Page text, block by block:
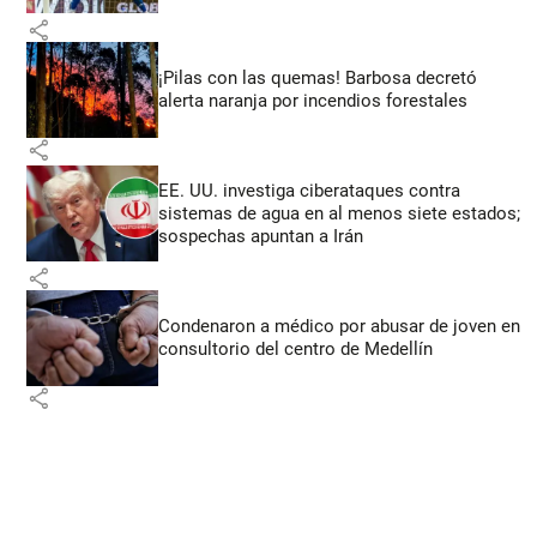
share
¡Pilas con las quemas! Barbosa decretó
alerta naranja por incendios forestales
share
EE. UU. investiga ciberataques contra
sistemas de agua en al menos siete estados;
sospechas apuntan a Irán
share
Condenaron a médico por abusar de joven en
consultorio del centro de Medellín
share